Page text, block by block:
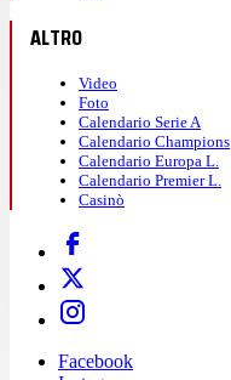
ALTRO
Video
Foto
Calendario Serie A
Calendario Champions
Calendario Europa L.
Calendario Premier L.
Casinò
Facebook